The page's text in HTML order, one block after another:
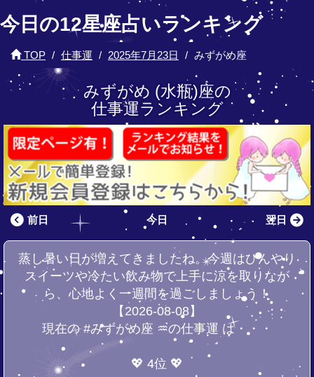
今日の12星座占いランキング
TOP 仕事運 2025年7月23日 みずがめ座
みずがめ (水瓶)座の
仕事運ランキング
前日 今日 翌日
蒸し暑い日が増えてきましたね。今週はひんやり
スイーツや冷たい飲み物で上手に涼を取りなが
ら、心地よく一週間を過ごしましょう！
【2026-08-08】
現在の #みずがめ座 ♒の仕事運 は・・・
💖 4位 💖